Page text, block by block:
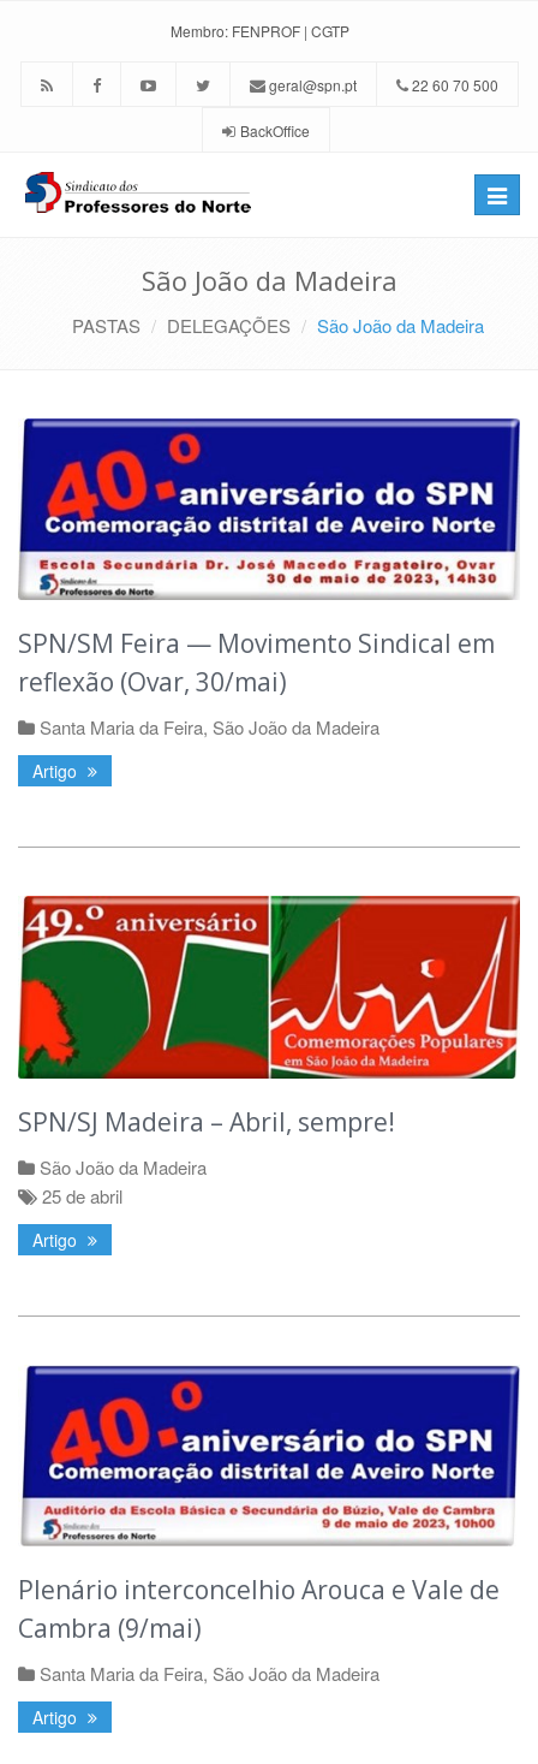
Membro: FENPROF | CGTP
geral@spn.pt 22 60 70 500
BackOffice
Toggle
São João da Madeira
PASTAS DELEGAÇÕES São João da Madeira
SPN/SM Feira — Movimento Sindical em
reflexão (Ovar, 30/mai)
Santa Maria da Feira, São João da Madeira
Artigo
SPN/SJ Madeira – Abril, sempre!
São João da Madeira
25 de abril
Artigo
Plenário interconcelhio Arouca e Vale de
Cambra (9/mai)
Santa Maria da Feira, São João da Madeira
Artigo